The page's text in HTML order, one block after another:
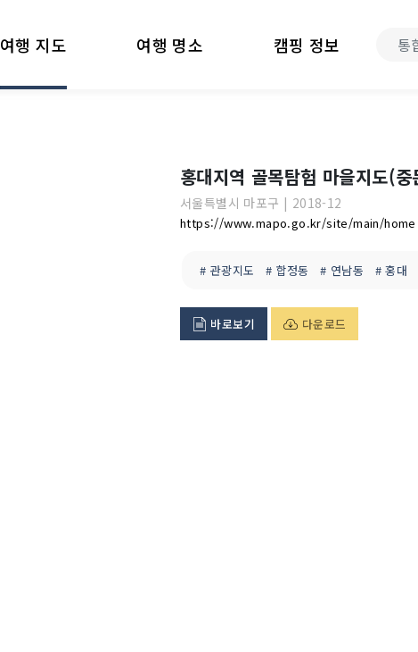
여행 지도 여행 명소 캠핑 정보
홍대지역 골목탐험 마을지도(중
서울특별시 마포구 | 2018-12
https://www.mapo.go.kr/site/main/home
# 관광지도 # 합정동 # 연남동 # 홍대
바로보기 다운로드